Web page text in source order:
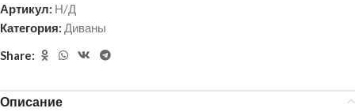
Артикул: Н/Д
Категория: Диваны
Share:
Описание